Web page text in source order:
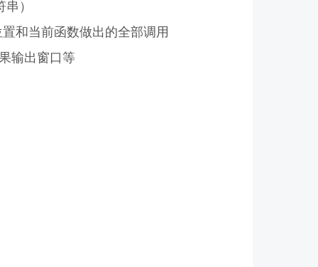
）
和当前函数做出的全部调用
输出窗口等